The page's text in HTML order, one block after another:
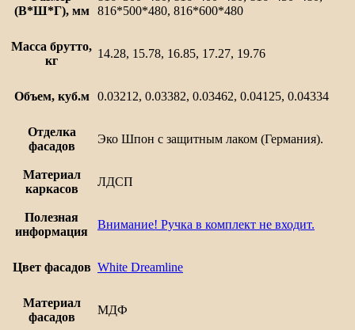
(В*Ш*Г), мм
816*500*480, 816*600*480
Масса брутто,
кг
14.28, 15.78, 16.85, 17.27, 19.76
Объем, куб.м 0.03212, 0.03382, 0.03462, 0.04125, 0.04334
Отделка
фасадов
Эко Шпон с защитным лаком (Германия).
Материал
каркасов
ЛДСП
Полезная
информация
Внимание! Ручка в комплект не входит.
Цвет фасадов White Dreamline
Материал
фасадов
МДФ